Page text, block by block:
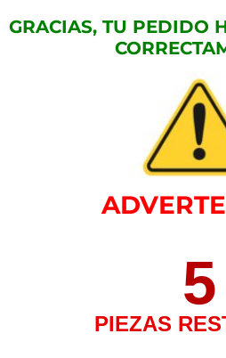
GRACIAS, TU PEDIDO
PIEZAS
5